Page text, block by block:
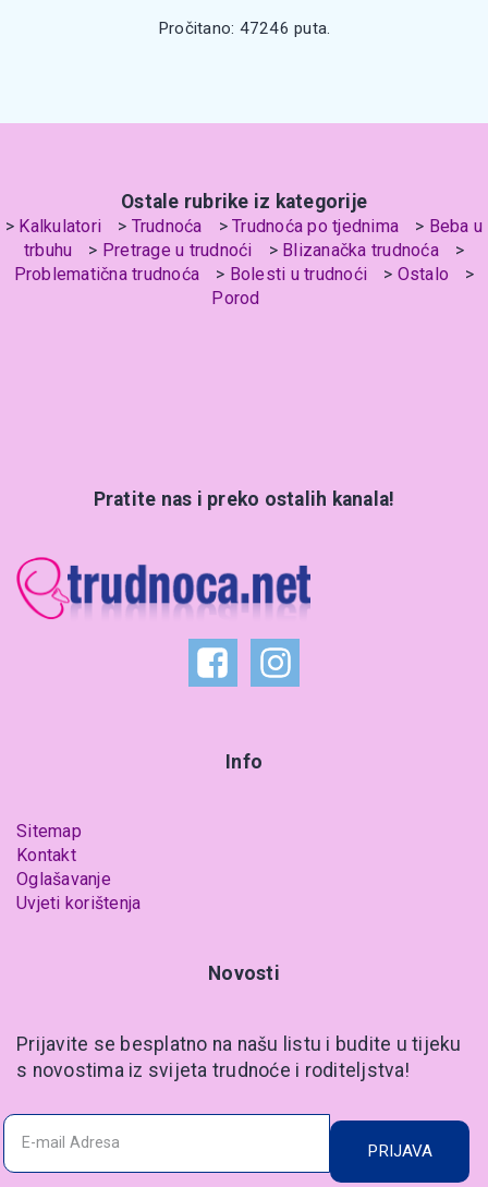
Pročitano: 47246 puta.
Ostale rubrike iz kategorije
Kalkulatori Trudnoća Trudnoća po tjednima
Beba u
trbuhu
Pretrage u trudnoći
Blizanačka trudnoća
Problematična trudnoća
Bolesti u trudnoći
Ostalo
Porod
Pratite nas i preko ostalih kanala!
Info
Sitemap
Kontakt
Oglašavanje
Uvjeti korištenja
Novosti
Prijavite se besplatno na našu listu i budite u tijeku
s novostima iz svijeta trudnoće i roditeljstva!
PRIJAVA